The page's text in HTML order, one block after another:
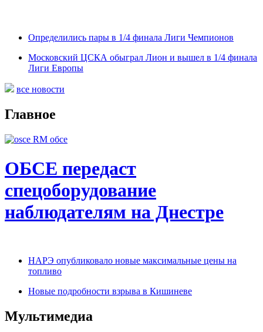
Определились пары в 1/4 финала Лиги Чемпионов
Московский ЦСКА обыграл Лион и вышел в 1/4 финала
Лиги Европы
все новости
Главное
ОБСЕ передаст
спецоборудование
наблюдателям на Днестре
НАРЭ опубликовало новые максимальные цены на
топливо
Новые подробности взрыва в Кишиневе
Мультимедиа